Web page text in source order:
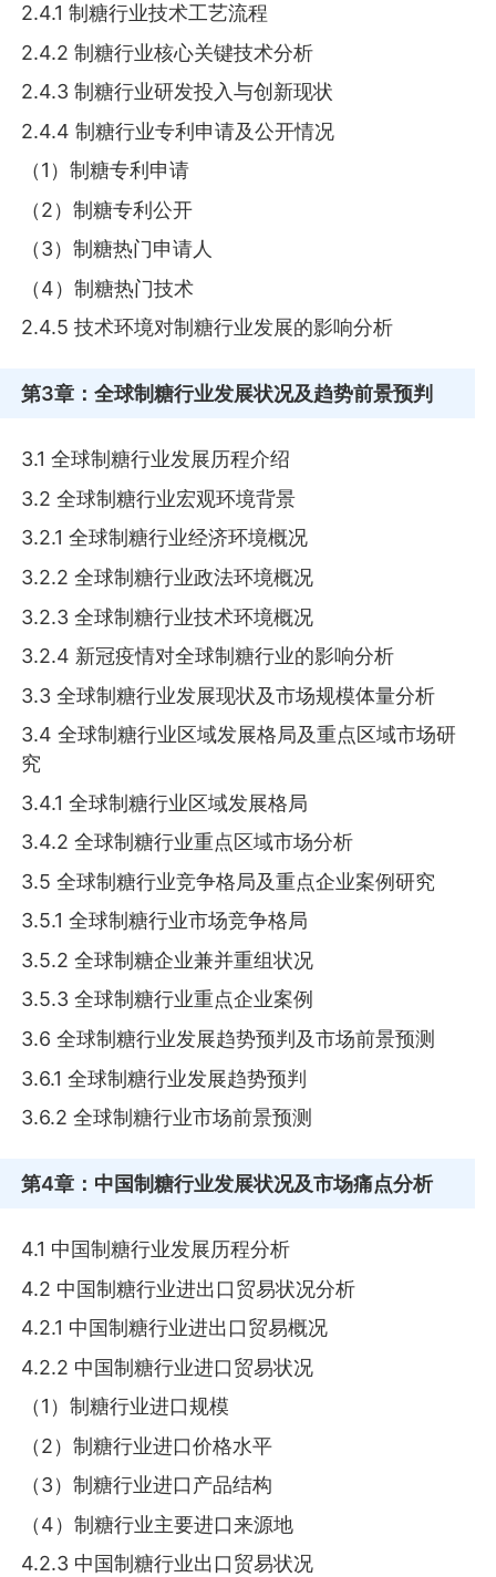
2.4.1 制糖行业技术工艺流程
2.4.2 制糖行业核心关键技术分析
2.4.3 制糖行业研发投入与创新现状
2.4.4 制糖行业专利申请及公开情况
（1）制糖专利申请
（2）制糖专利公开
（3）制糖热门申请人
（4）制糖热门技术
2.4.5 技术环境对制糖行业发展的影响分析
第3章 ：全球制糖行业发展状况及趋势前景预判
3.1 全球制糖行业发展历程介绍
3.2 全球制糖行业宏观环境背景
3.2.1 全球制糖行业经济环境概况
3.2.2 全球制糖行业政法环境概况
3.2.3 全球制糖行业技术环境概况
3.2.4 新冠疫情对全球制糖行业的影响分析
3.3 全球制糖行业发展现状及市场规模体量分析
3.4 全球制糖行业区域发展格局及重点区域市场研
究
3.4.1 全球制糖行业区域发展格局
3.4.2 全球制糖行业重点区域市场分析
3.5 全球制糖行业竞争格局及重点企业案例研究
3.5.1 全球制糖行业市场竞争格局
3.5.2 全球制糖企业兼并重组状况
3.5.3 全球制糖行业重点企业案例
3.6 全球制糖行业发展趋势预判及市场前景预测
3.6.1 全球制糖行业发展趋势预判
3.6.2 全球制糖行业市场前景预测
第4章 ：中国制糖行业发展状况及市场痛点分析
4.1 中国制糖行业发展历程分析
4.2 中国制糖行业进出口贸易状况分析
4.2.1 中国制糖行业进出口贸易概况
4.2.2 中国制糖行业进口贸易状况
（1）制糖行业进口规模
（2）制糖行业进口价格水平
（3）制糖行业进口产品结构
（4）制糖行业主要进口来源地
4.2.3 中国制糖行业出口贸易状况